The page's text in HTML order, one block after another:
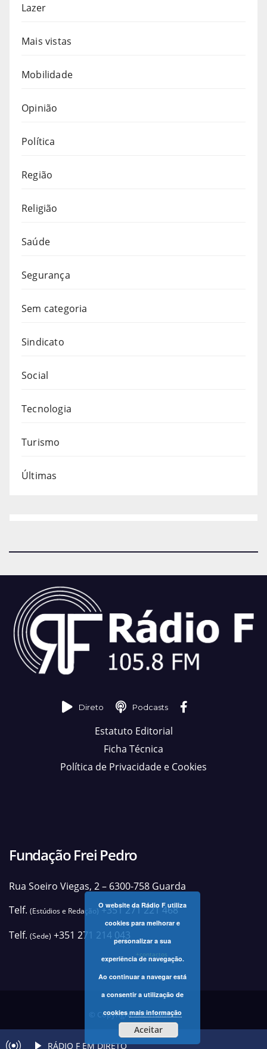
Lazer
Mais vistas
Mobilidade
Opinião
Política
Região
Religião
Saúde
Segurança
Sem categoria
Sindicato
Social
Tecnologia
Turismo
Últimas
Direto Podcasts
Estatuto Editorial
Ficha Técnica
Política de Privacidade e Cookies
Fundação Frei Pedro
Rua Soeiro Viegas, 2 – 6300-758 Guarda
Telf. (Estúdios e Redação)+351 271 221 468
Telf. (Sede) +351 271 214 043
+contactos
© Copyright 2025 Rádio F
O website da Rádio F utiliza
cookies para melhorar e
personalizar a sua
experiência de navegação.
Ao continuar a navegar está
a consentir a utilização de
cookiesmais informação
Aceitar
RÁDIO F EM DIRETO